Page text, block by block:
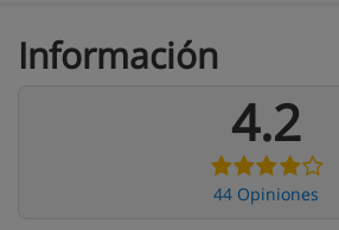
Información
4.2
44 Opiniones